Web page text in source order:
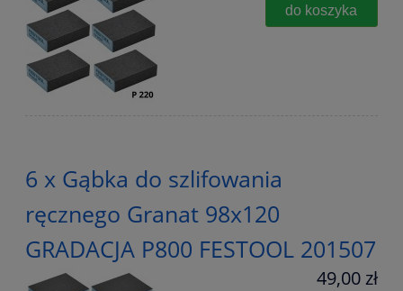
do koszyka
6 x Gąbka do szlifowania
ręcznego Granat 98x120
GRADACJA P800 FESTOOL 201507
49,00 zł